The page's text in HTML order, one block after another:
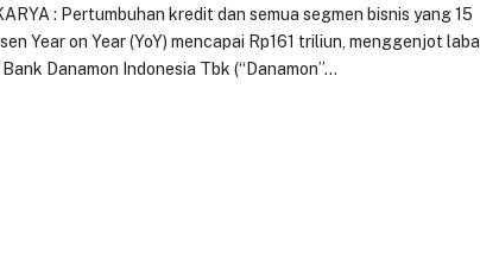
: Pertumbuhan kredit dan semua segmen bisnis yang 15
Year on Year (YoY) mencapai Rp161 triliun, menggenjot laba
Bank Danamon Indonesia Tbk (“Danamon”…